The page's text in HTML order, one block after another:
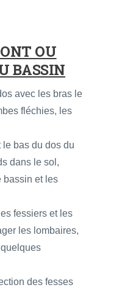
OU
BASSIN
avec les bras le
fléchies, les
le bas du dos du
dans le sol,
bassin et les
fessiers et les
les lombaires,
des fesses